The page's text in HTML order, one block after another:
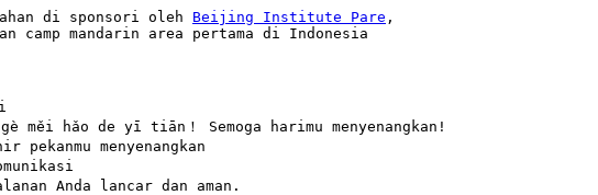
di sponsori oleh Beijing Institute Pare ,
camp mandarin area pertama di Indonesia
měi hǎo de yī tiān！ Semoga harimu menyenangkan!
pekanmu menyenangkan
Anda lancar dan aman.